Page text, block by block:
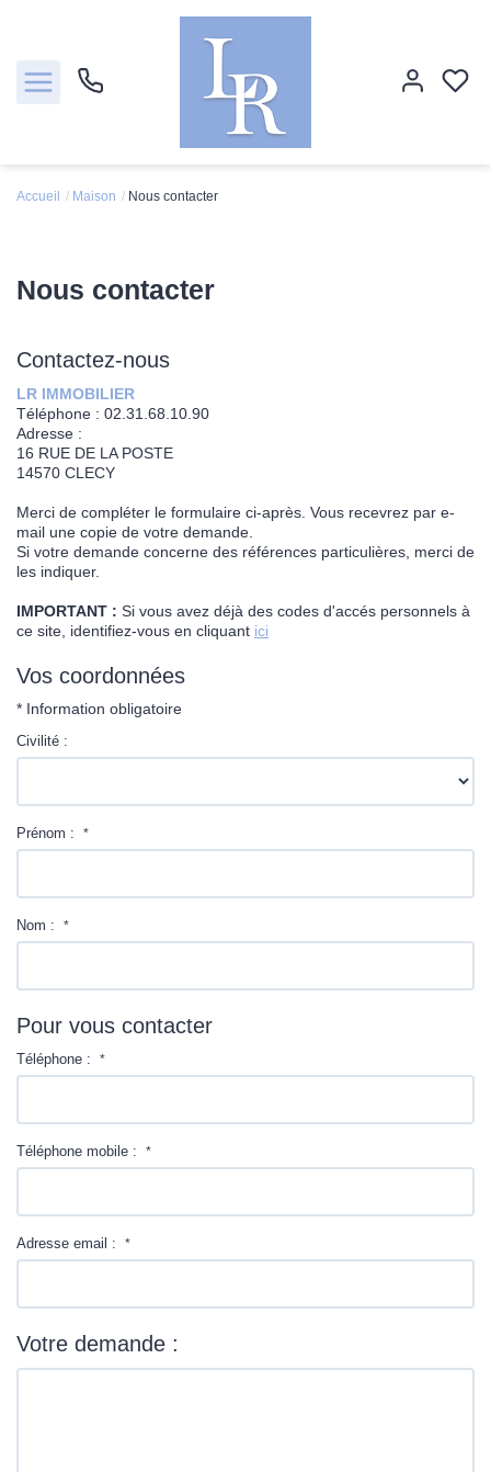
Locations
Biens vendus
Notre agence
Contact
Accueil Maison Nous contacter
Nous contacter
Contactez-nous
LR IMMOBILIER
Téléphone : 02.31.68.10.90
Adresse :
16 RUE DE LA POSTE
14570 CLECY
Merci de compléter le formulaire ci-après. Vous recevrez par e-
mail une copie de votre demande.
Si votre demande concerne des références particulières, merci de
les indiquer.
IMPORTANT : Si vous avez déjà des codes d'accés personnels à
ce site, identifiez-vous en cliquant ici
Vos coordonnées
* Information obligatoire
Civilité :
Prénom : *
Nom : *
Pour vous contacter
Téléphone : *
Téléphone mobile : *
Adresse email : *
Votre demande :